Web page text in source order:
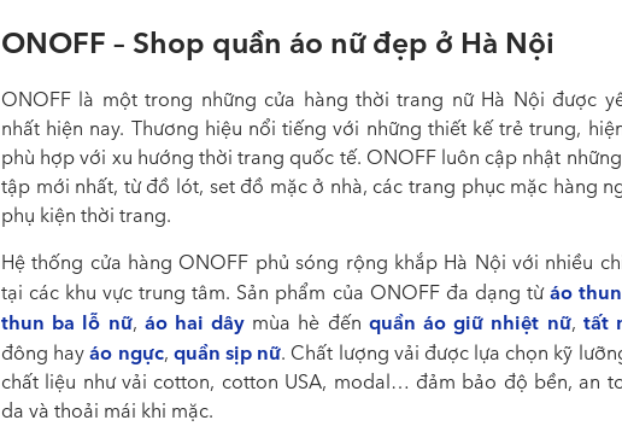
ONOFF – Shop quần áo nữ đẹp ở Hà Nội
ONOFF là một trong những cửa hàng thời trang nữ Hà Nội được
nhất hiện nay. Thương hiệu nổi tiếng với những thiết kế trẻ trung,
phù hợp với xu hướng thời trang quốc tế. ONOFF luôn cập nhật
tập mới nhất, từ đồ lót, set đồ mặc ở nhà, các trang phục mặc hàng
phụ kiện thời trang.
Hệ thống cửa hàng ONOFF phủ sóng rộng khắp Hà Nội với nhiều
tại các khu vực trung tâm. Sản phẩm của ONOFF đa dạng từáo
thun ba lỗ nữ, áo hai dây mùa hè đến quần áo giữ nhiệt nữ, tất
đông hayáo ngực, quần sịp nữ. Chất lượng vải được lựa chọn kỹ
chất liệu như vải cotton, cotton USA, modal… đảm bảo độ bền, an
da và thoải mái khi mặc.